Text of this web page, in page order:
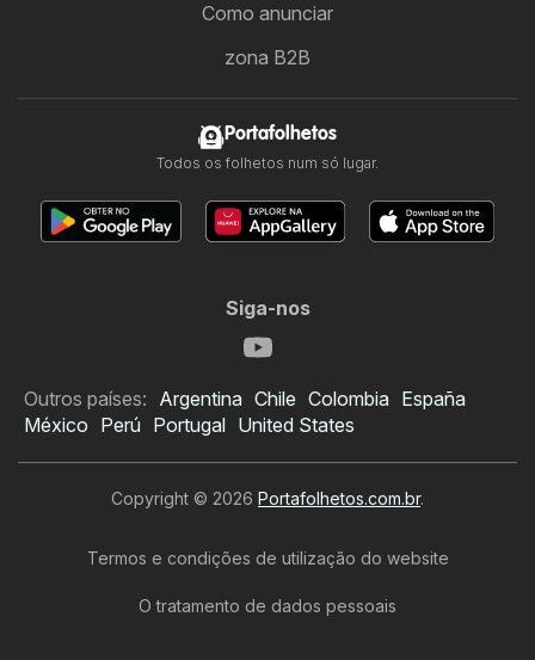
Folheto Benoit
Como anunciar
zona B2B
Portafolhetos
Todos os folhetos num só lugar.
Siga-nos
Outros países: Argentina Chile Colombia España
México Perú Portugal United States
Copyright © 2026 Portafolhetos.com.br.
Termos e condições de utilização do website
O tratamento de dados pessoais